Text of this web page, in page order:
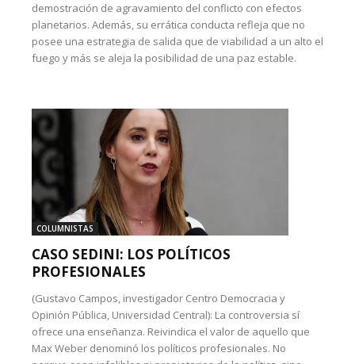
demostración de agravamiento del conflicto con efectos
planetarios. Además, su errática conducta refleja que no
posee una estrategia de salida que de viabilidad a un alto el
fuego y más se aleja la posibilidad de una paz estable.
COLUMNISTAS
CASO SEDINI: LOS POLÍTICOS
PROFESIONALES
(Gustavo Campos, investigador Centro Democracia y
Opinión Pública, Universidad Central): La controversia sí
ofrece una enseñanza. Reivindica el valor de aquello que
Max Weber denominó los políticos profesionales. No